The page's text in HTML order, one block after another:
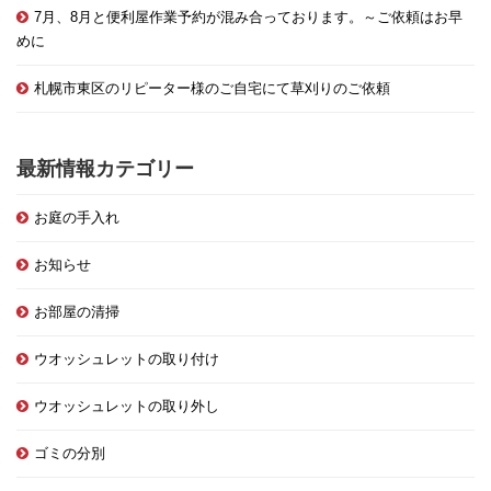
7月、8月と便利屋作業予約が混み合っております。～ご依頼はお早
めに
札幌市東区のリピーター様のご自宅にて草刈りのご依頼
最新情報カテゴリー
お庭の手入れ
お知らせ
お部屋の清掃
ウオッシュレットの取り付け
ウオッシュレットの取り外し
ゴミの分別